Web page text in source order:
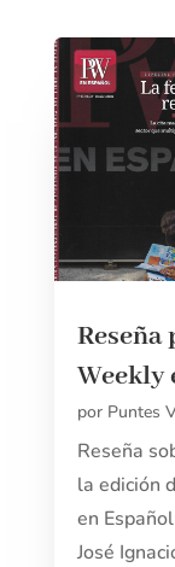
Weekly
por Puntes
Reseña
la edición
en
José